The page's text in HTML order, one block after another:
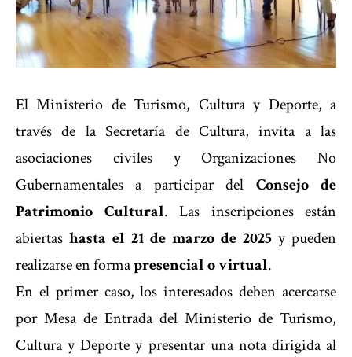
El Ministerio de Turismo, Cultura y Deporte, a
través de la Secretaría de Cultura, invita a las
asociaciones civiles y Organizaciones No
Gubernamentales a participar del Consejo de
Patrimonio Cultural. Las inscripciones están
abiertas hasta el 21 de marzo de 2025 y pueden
realizarse en formapresencial o virtual.
En el primer caso, los interesados deben acercarse
por Mesa de Entrada del Ministerio de Turismo,
Cultura y Deporte y presentar una nota dirigida al